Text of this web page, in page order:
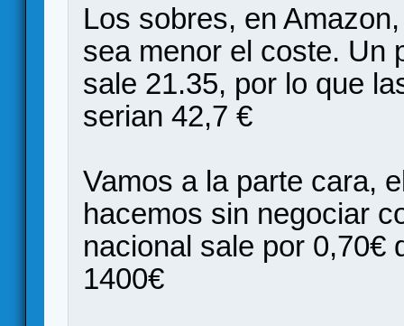
Los sobres, en
sea menor el coste. Un
sale 21.35, por lo que
serian 42,7 €
Vamos a la parte cara,
hacemos sin negociar
nacional sale por 0,70€
1400€